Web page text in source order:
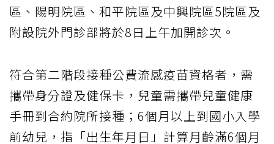
區、陽明院區、和平院區及中興院區5院區及
附設院外門診部將於8日上午加開診次。
符合第二階段接種公費流感疫苗資格者，需
攜帶身分證及健保卡，兒童需攜帶兒童健康
手冊到合約院所接種；6個月以上到國小入學
前幼兒，指「出生年月日」計算月齡滿6個月